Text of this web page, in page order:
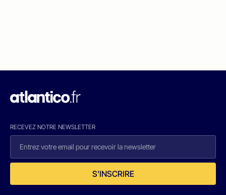
RECEVEZ NOTRE NEWSLETTER
S'INSCRIRE